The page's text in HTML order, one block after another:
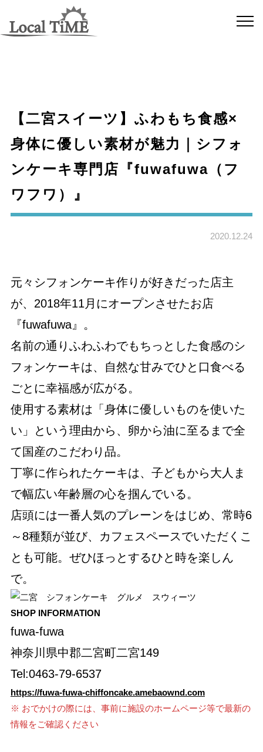
【二宮スイーツ】ふわもち食感×
身体に優しい素材が魅力｜シフォ
ンケーキ専門店『fuwafuwa（フ
ワフワ）』
2020.12.24
元々シフォンケーキ作りが好きだった店主
が、2018年11月にオープンさせたお店
『fuwafuwa』。
名前の通りふわふわでもちっとした食感のシ
フォンケーキは、自然な甘みでひと口食べる
ごとに幸福感が広がる。
使用する素材は「身体に優しいものを使いた
い」という理由から、卵から油に至るまで全
て国産のこだわり品。
丁寧に作られたケーキは、子どもから大人ま
で幅広い年齢層の心を掴んでいる。
店頭には一番人気のプレーンをはじめ、常時6
～8種類が並び、カフェスペースでいただくこ
とも可能。ぜひほっとするひと時を楽しん
で。
SHOP INFORMATION
fuwa-fuwa
神奈川県中郡二宮町二宮149
Tel:0463-79-6537
https://fuwa-fuwa-chiffoncake.amebaownd.com
※ おでかけの際には、事前に施設のホームページ等で最新の
情報をご確認ください